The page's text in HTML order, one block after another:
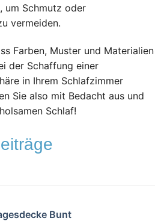
um Schmutz oder
vermeiden.
Farben, Muster und Materialien
der Schaffung einer
in Ihrem Schlafzimmer
Sie also mit Bedacht aus und
Schlaf!
Bunt